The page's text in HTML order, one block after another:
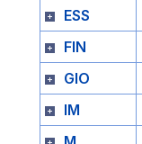
ESS
FIN
GIO
IM